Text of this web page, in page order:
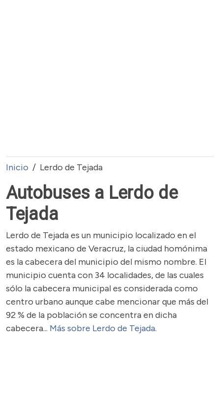
Inicio Lerdo de Tejada
Autobuses a Lerdo de
Tejada
Lerdo de Tejada es un municipio localizado en el
estado mexicano de Veracruz, la ciudad homónima
es la cabecera del municipio del mismo nombre. El
municipio cuenta con 34 localidades, de las cuales
sólo la cabecera municipal es considerada como
centro urbano aunque cabe mencionar que más del
92 % de la población se concentra en dicha
cabecera... Más sobre Lerdo de Tejada.